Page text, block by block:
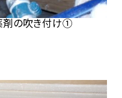
剤の吹き付け①